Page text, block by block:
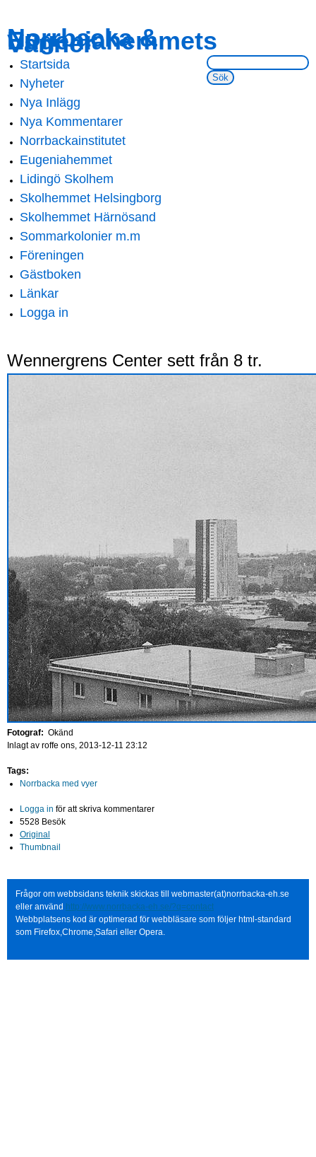
main
content
navigation
Norrbacka &
Eugeniahemmets
Vänner
Sök på webbsidan:
Main menu
Startsida
Nyheter
Nya Inlägg
Nya Kommentarer
Norrbackainstitutet
Eugeniahemmet
Lidingö Skolhem
Skolhemmet Helsingborg
Skolhemmet Härnösand
Sommarkolonier m.m
Föreningen
Gästboken
Länkar
Logga in
Wennergrens Center sett från 8 tr.
Fotograf: Okänd
Inlagt av roffe ons, 2013-12-11 23:12
Tags:
Norrbacka med vyer
Logga in för att skriva kommentarer
5528 Besök
Original
Thumbnail
Frågor om webbsidans teknik skickas till webmaster(at)norrbacka-eh.se
eller använd http://www.norrbacka-eh.se/?q=contact
Webbplatsens kod är optimerad för webbläsare som följer html-standard
som Firefox,Chrome,Safari eller Opera.